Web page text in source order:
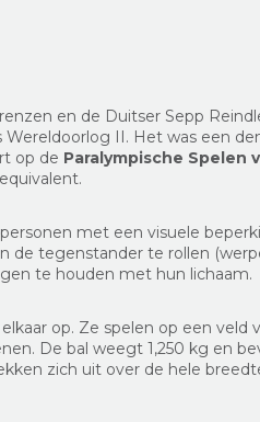
en de Duitser Sepp
II. Het was een
op de Paralympische Spelen
met een visuele
de tegenstander te rollen
te houden met hun lichaam.
op. Ze spelen op een veld
De bal weegt 1,250 kg en
zich uit over de hele